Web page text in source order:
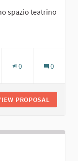
spazio teatrino
0 0
PROPOSAL